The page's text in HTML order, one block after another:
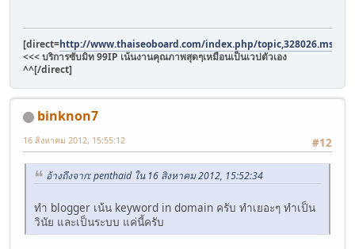
[direct=http://www.thaiseoboard.com/index.php/
<<< บริการซับมิท 99IP เน้นงานคุณภาพสุดๆเหมือนเป็นเวปตัวเอง
^^[/direct]
binknon7
#12
16 สิงหาคม 2012, 15:55:12
อ้างถึงจาก: penthaid ใน 16 สิงหาคม 2012, 15:52:34
ทำ blogger เน้น keyword in domain ครับ ทำเยอะๆ ทำเป็น
วินัย และเป็นระบบ แค่นี้ครับ